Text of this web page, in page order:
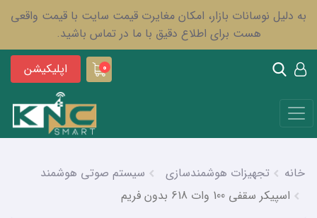
به دلیل نوسانات بازار، امکان مغایرت قیمت سایت با قیمت واقعی
هست برای اطلاع دقیق با ما در تماس باشید.
0 اپلیکیشن
خانه تجهیزات هوشمندسازی
سیستم صوتی هوشمند
اسپیکر سقفی 100 وات 618 بدون فریم